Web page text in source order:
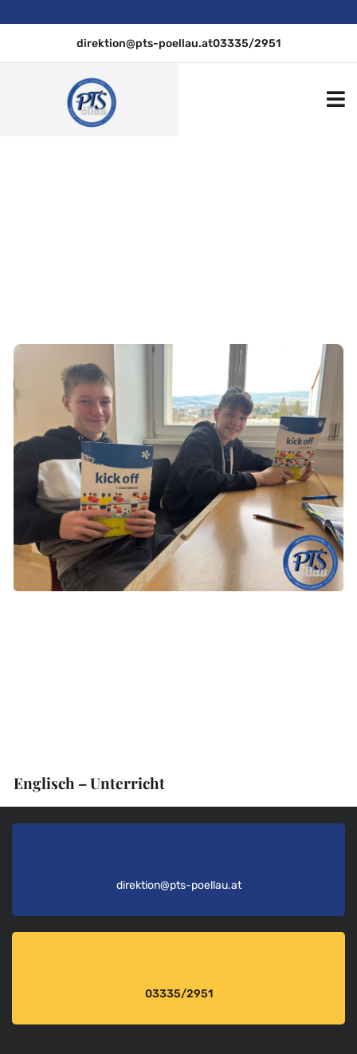
direktion@pts-poellau.at03335/2951
Englisch – Unterricht
direktion@pts-poellau.at
03335/2951